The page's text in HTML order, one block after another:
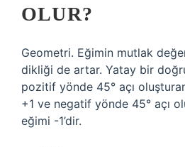
OLUR?
Geometri. Eğimin mutlak
dikliği de artar. Yatay bir
pozitif yönde 45° açı
+1 ve negatif yönde 45° açı
eğimi -1’dir.